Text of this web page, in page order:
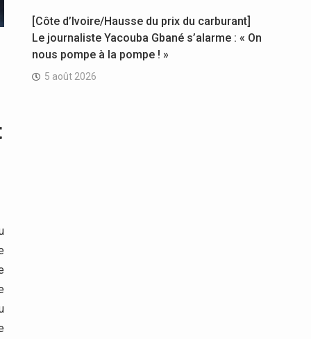
[Côte d’Ivoire/Hausse du prix du carburant]
Le journaliste Yacouba Gbané s’alarme : « On
nous pompe à la pompe ! »
5 août 2026